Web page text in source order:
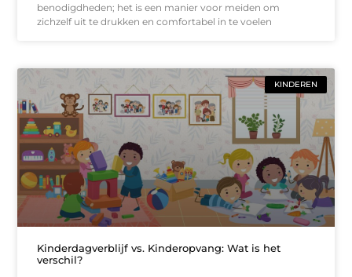
benodigdheden; het is een manier voor meiden om
zichzelf uit te drukken en comfortabel in te voelen
KINDEREN
Kinderdagverblijf vs. Kinderopvang: Wat is het
verschil?